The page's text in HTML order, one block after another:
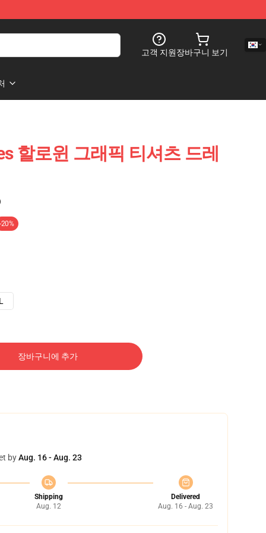
고객 지원장바구니 보기
할로윈 그래픽 티셔츠 드레
-20%
장바구니에 추가
byAug. 16 - Aug. 23
Shipping
Aug. 12
Delivered
Aug. 16 - Aug. 23